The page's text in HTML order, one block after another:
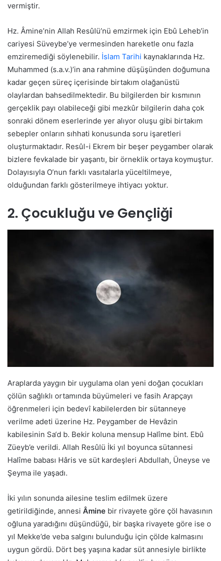
vermiştir.
Hz. Âmine’nin Allah Resûlü’nü emzirmek için Ebû Leheb’in
cariyesi Süveybe’ye vermesinden hareketle onu fazla
emziremediği söylenebilir. İslam Tarihi kaynaklarında Hz.
Muhammed (s.a.v.)’in ana rahmine düşüşünden doğumuna
kadar geçen süreç içerisinde birtakım olağanüstü
olaylardan bahsedilmektedir. Bu bilgilerden bir kısmının
gerçeklik payı olabileceği gibi mezkûr bilgilerin daha çok
sonraki dönem eserlerinde yer alıyor oluşu gibi birtakım
sebepler onların sıhhati konusunda soru işaretleri
oluşturmaktadır. Resûl-i Ekrem bir beşer peygamber olarak
bizlere fevkalade bir yaşantı, bir örneklik ortaya koymuştur.
Dolayısıyla O’nun farklı vasıtalarla yüceltilmeye,
olduğundan farklı gösterilmeye ihtiyacı yoktur.
2. Çocukluğu ve Gençliği
Araplarda yaygın bir uygulama olan yeni doğan çocukları
çölün sağlıklı ortamında büyümeleri ve fasih Arapçayı
öğrenmeleri için bedevî kabilelerden bir sütanneye
verilme adeti üzerine Hz. Peygamber de Hevâzin
kabilesinin Sa‘d b. Bekir koluna mensup Halîme bint. Ebû
Züeyb’e verildi. Allah Resûlü İki yıl boyunca sütannesi
Halîme babası Hâris ve süt kardeşleri Abdullah, Üneyse ve
Şeyma ile yaşadı.
İki yılın sonunda ailesine teslim edilmek üzere
getirildiğinde, annesi Âmine bir rivayete göre çöl havasının
oğluna yaradığını düşündüğü, bir başka rivayete göre ise o
yıl Mekke’de veba salgını bulunduğu için çölde kalmasını
uygun gördü. Dört beş yaşına kadar süt annesiyle birlikte